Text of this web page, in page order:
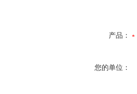
产品：
您的单位：